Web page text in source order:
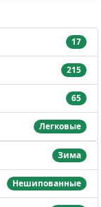
17
215
65
Легковые
Зима
Нешипованные